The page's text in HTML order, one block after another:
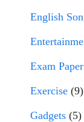
English
Exam Paper
Exercise (9)
Gadgets (5)